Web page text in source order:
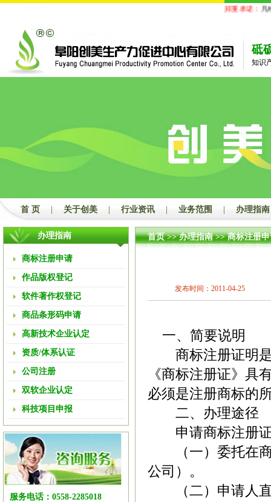
郑重承诺： 凡
砥
知识
首 页 关于创美 行业资讯 业务范围 办理指南
办理指南
商标注册申请
作品版权登记
软件著作权登记
商品条形码申请
高新技术企业认定
资质/体系认证
公司注册
双软企业认定
科技项目申报
服务电话：0558-2285018
首页>>办理指南>>商标注册
发布时间：2011-04-25
一、简要说明
商标注册证明
《商标注册证》具
必须是注册商标的
二、办理途径
申请商标注册
（一）委托在
公司 ）。
（二）申请人